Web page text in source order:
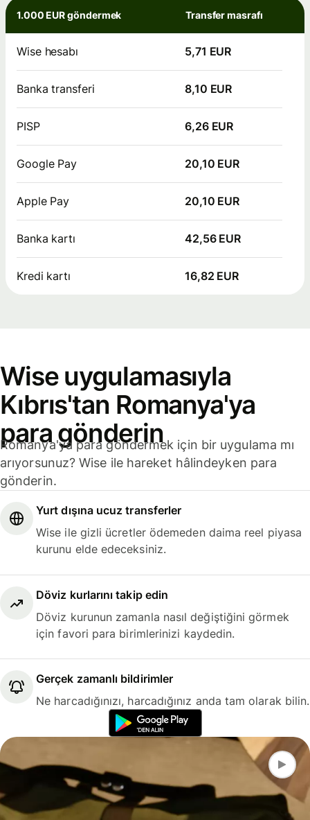
1.000 EUR göndermek Transfer masrafı
Wise hesabı 5,71 EUR
Banka transferi 8,10 EUR
PISP 6,26 EUR
Google Pay 20,10 EUR
Apple Pay 20,10 EUR
Banka kartı 42,56 EUR
Kredi kartı 16,82 EUR
Wise uygulamasıyla
Kıbrıs'tan Romanya'ya
para gönderin
Romanya'ya para göndermek için bir uygulama mı
arıyorsunuz? Wise ile hareket hâlindeyken para
gönderin.
Yurt dışına ucuz transferler
Wise ile gizli ücretler ödemeden daima reel piyasa
kurunu elde edeceksiniz.
Döviz kurlarını takip edin
Döviz kurunun zamanla nasıl değiştiğini görmek
için favori para birimlerinizi kaydedin.
Gerçek zamanlı bildirimler
Ne harcadığınızı, harcadığınız anda tam olarak bilin.